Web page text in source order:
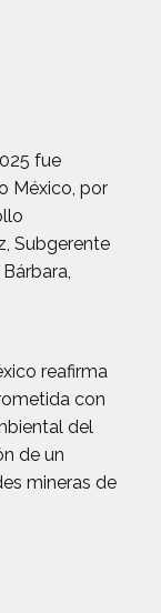
fue
México, por
Subgerente
reafirma
con
del
de un
mineras de